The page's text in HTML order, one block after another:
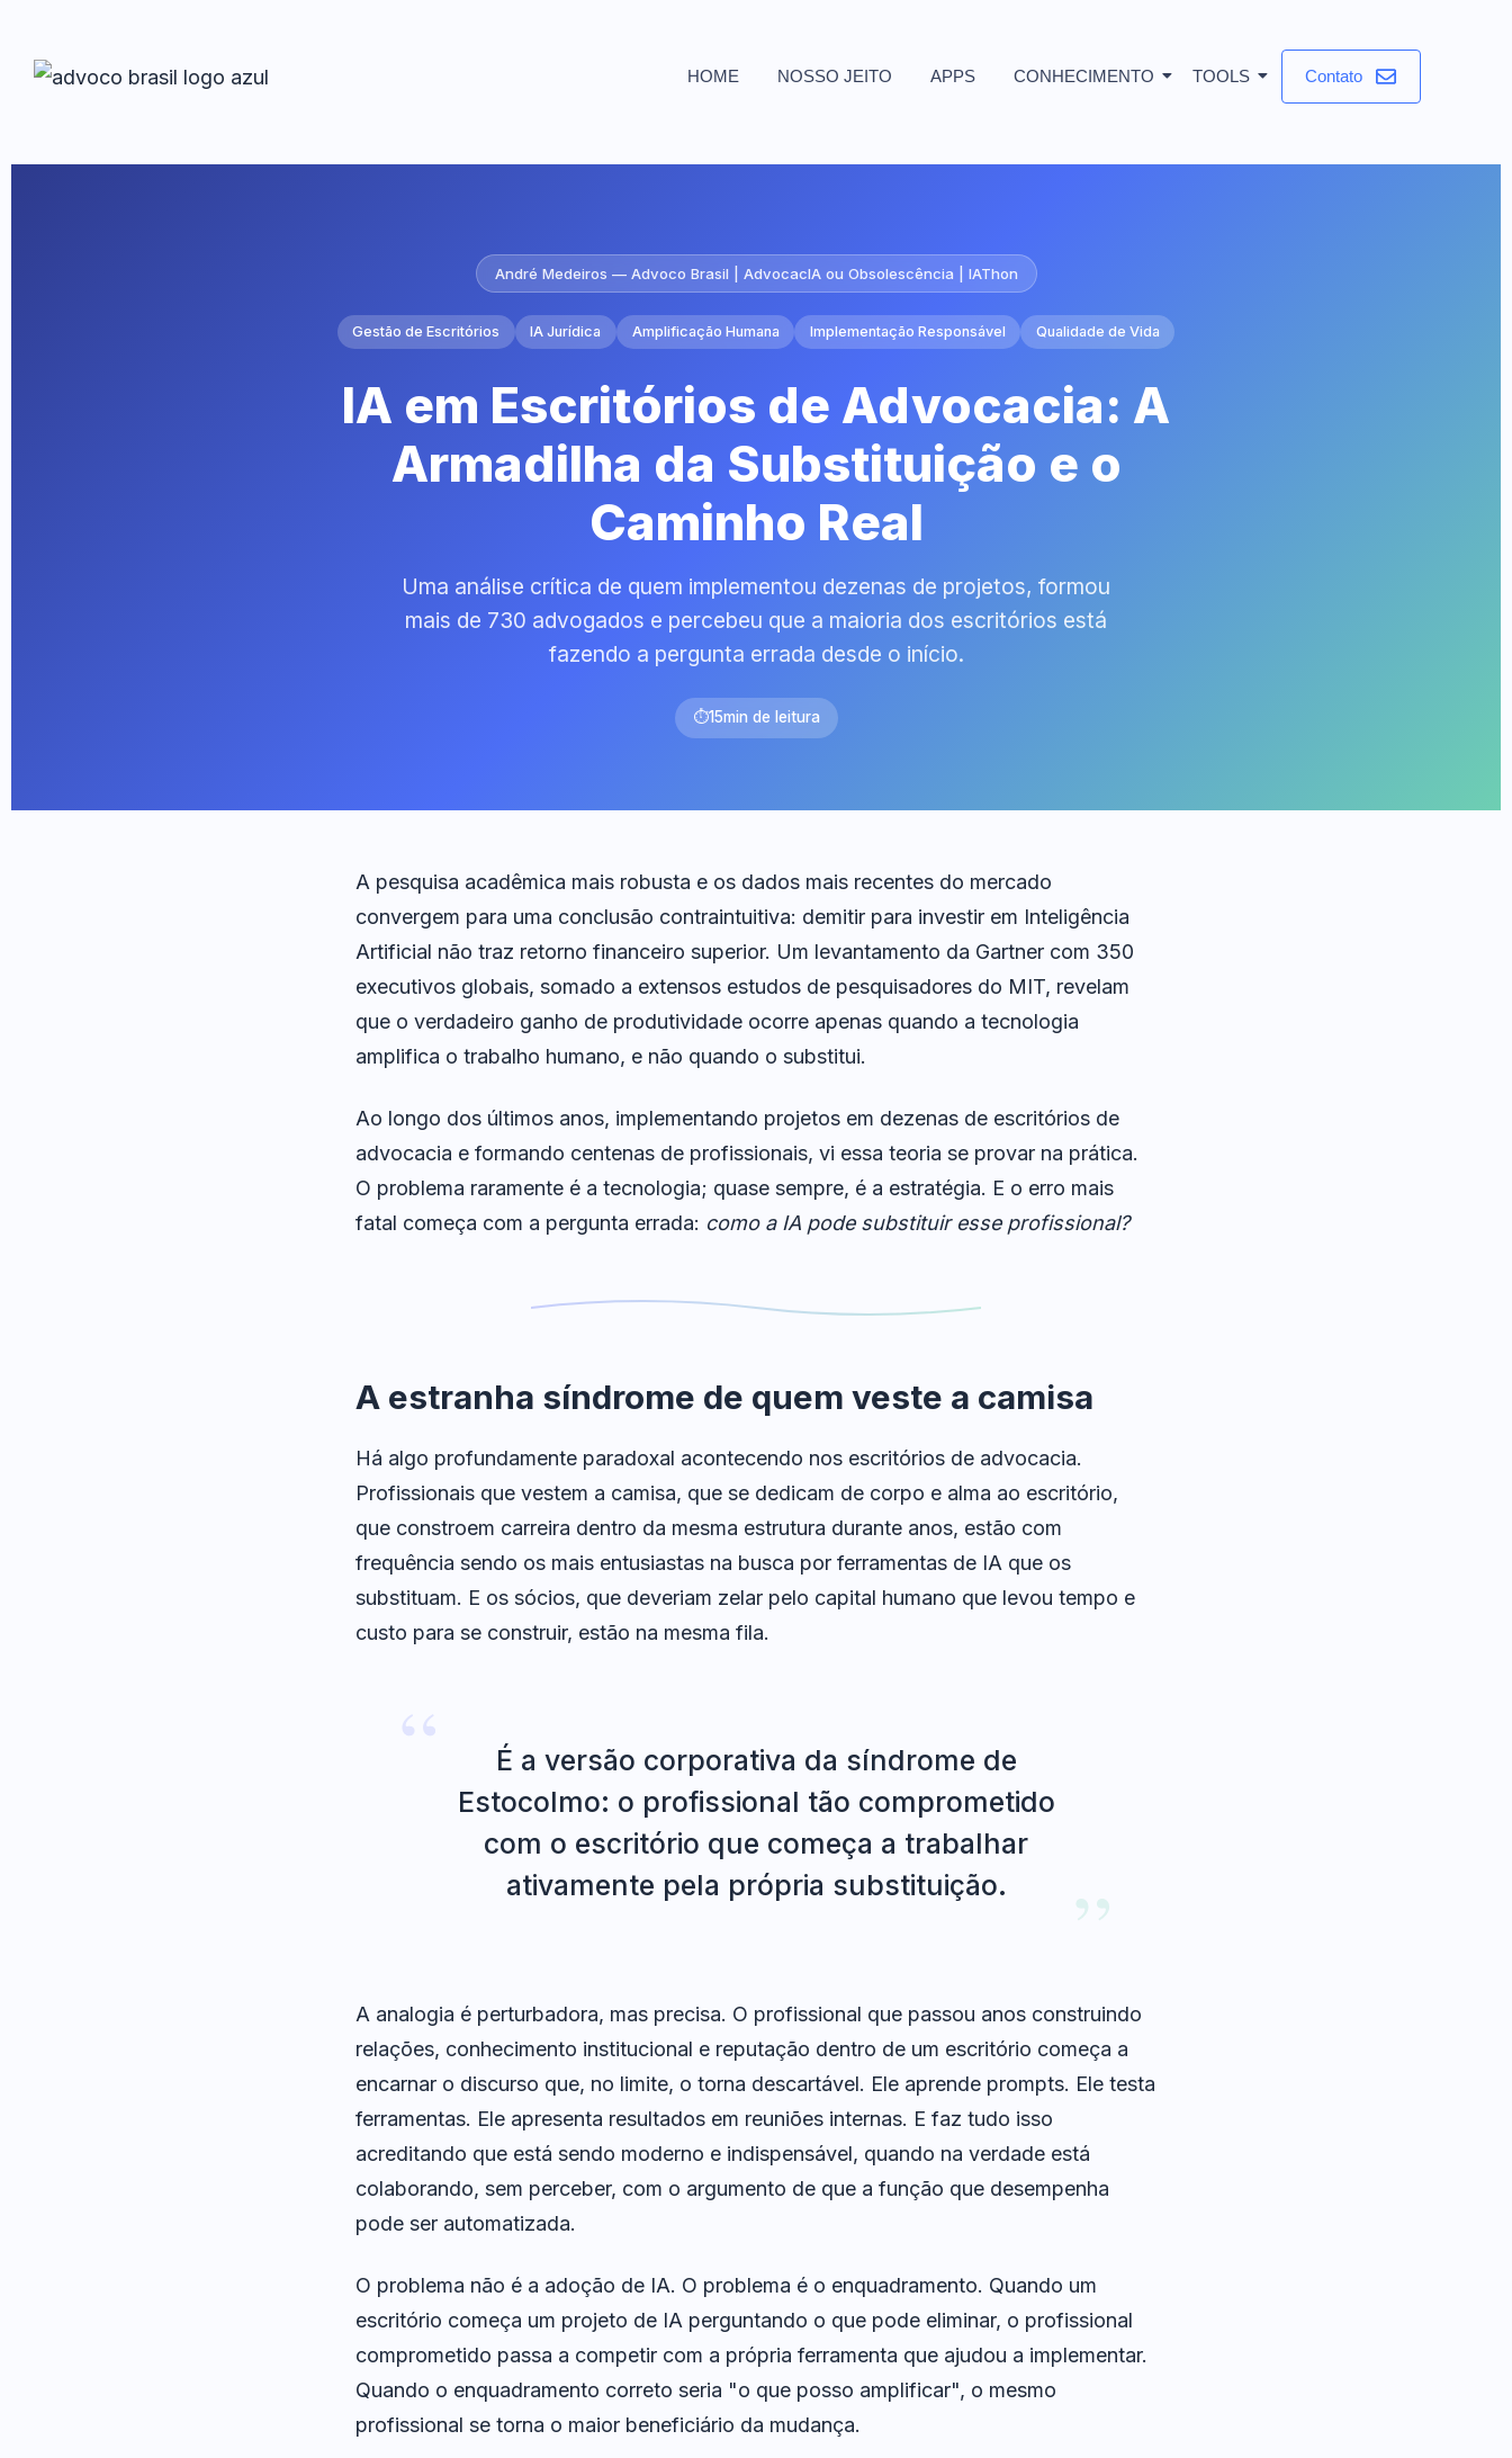
HOME NOSSO JEITO APPS CONHECIMENTO TOOLS Contato
André Medeiros — Advoco Brasil | AdvocacIA ou Obsolescência | IAThon
Gestão de Escritórios IA Jurídica Amplificação Humana Implementação Responsável Qualidade de Vida
IA em Escritórios de Advocacia: A
Armadilha da Substituição e o
Caminho Real
Uma análise crítica de quem implementou dezenas de projetos, formou
mais de 730 advogados e percebeu que a maioria dos escritórios está
fazendo a pergunta errada desde o início.
⏱15min de leitura
A pesquisa acadêmica mais robusta e os dados mais recentes do mercado
convergem para uma conclusão contraintuitiva: demitir para investir em Inteligência
Artificial não traz retorno financeiro superior. Um levantamento da Gartner com 350
executivos globais, somado a extensos estudos de pesquisadores do MIT, revelam
que o verdadeiro ganho de produtividade ocorre apenas quando a tecnologia
amplifica o trabalho humano, e não quando o substitui.
Ao longo dos últimos anos, implementando projetos em dezenas de escritórios de
advocacia e formando centenas de profissionais, vi essa teoria se provar na prática.
O problema raramente é a tecnologia; quase sempre, é a estratégia. E o erro mais
fatal começa com a pergunta errada: como a IA pode substituir esse profissional?
A estranha síndrome de quem veste a camisa
Há algo profundamente paradoxal acontecendo nos escritórios de advocacia.
Profissionais que vestem a camisa, que se dedicam de corpo e alma ao escritório,
que constroem carreira dentro da mesma estrutura durante anos, estão com
frequência sendo os mais entusiastas na busca por ferramentas de IA que os
substituam. E os sócios, que deveriam zelar pelo capital humano que levou tempo e
custo para se construir, estão na mesma fila.
É a versão corporativa da síndrome de
Estocolmo: o profissional tão comprometido
com o escritório que começa a trabalhar
ativamente pela própria substituição.
A analogia é perturbadora, mas precisa. O profissional que passou anos construindo
relações, conhecimento institucional e reputação dentro de um escritório começa a
encarnar o discurso que, no limite, o torna descartável. Ele aprende prompts. Ele testa
ferramentas. Ele apresenta resultados em reuniões internas. E faz tudo isso
acreditando que está sendo moderno e indispensável, quando na verdade está
colaborando, sem perceber, com o argumento de que a função que desempenha
pode ser automatizada.
O problema não é a adoção de IA. O problema é o enquadramento. Quando um
escritório começa um projeto de IA perguntando o que pode eliminar, o profissional
comprometido passa a competir com a própria ferramenta que ajudou a implementar.
Quando o enquadramento correto seria "o que posso amplificar", o mesmo
profissional se torna o maior beneficiário da mudança.